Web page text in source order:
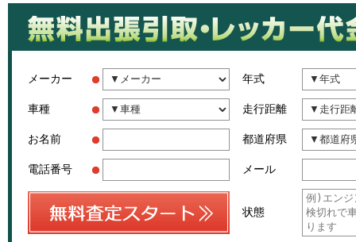
メーカー
車種
お名前
電話番号
年式
走行距離
都道府県
メール
状態